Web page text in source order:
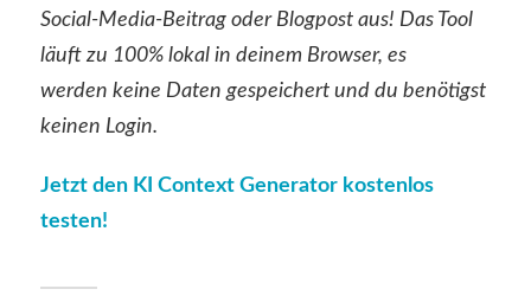
Social-Media-Beitrag oder Blogpost aus! Das Tool
läuft zu 100% lokal in deinem Browser, es
werden keine Daten gespeichert und du benötigst
keinen Login.
Jetzt den KI Context Generator kostenlos
testen!